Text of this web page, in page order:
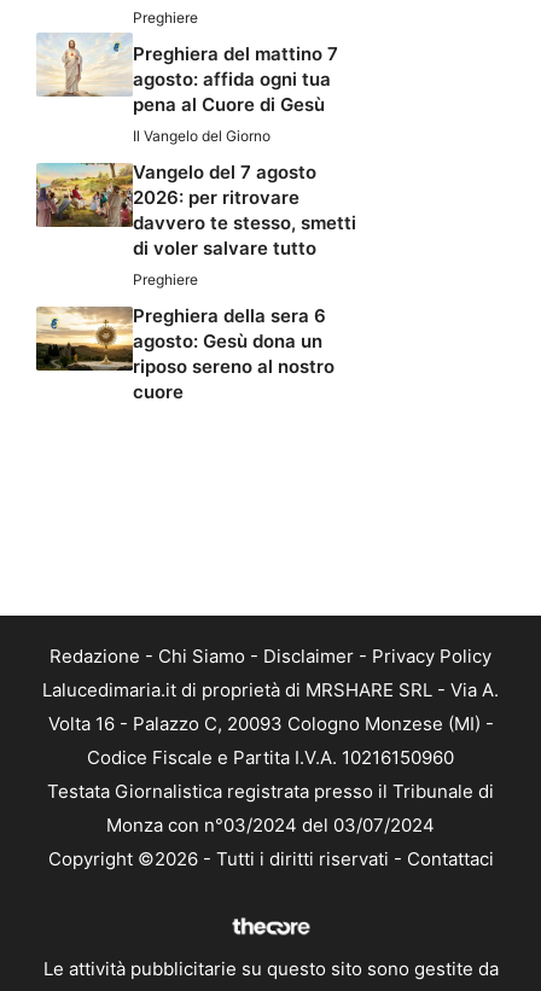
Preghiere
Preghiera del mattino 7
agosto: affida ogni tua
pena al Cuore di Gesù
Il Vangelo del Giorno
Vangelo del 7 agosto
2026: per ritrovare
davvero te stesso, smetti
di voler salvare tutto
Preghiere
Preghiera della sera 6
agosto: Gesù dona un
riposo sereno al nostro
cuore
Redazione - Chi Siamo - Disclaimer - Privacy Policy
Lalucedimaria.it di proprietà di MRSHARE SRL - Via A.
Volta 16 - Palazzo C, 20093 Cologno Monzese (MI) -
Codice Fiscale e Partita I.V.A. 10216150960
Testata Giornalistica registrata presso il Tribunale di
Monza con n°03/2024 del 03/07/2024
Copyright ©2026 - Tutti i diritti riservati - Contattaci
Le attività pubblicitarie su questo sito sono gestite da